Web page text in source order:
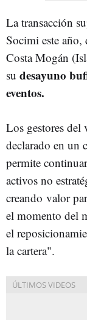
La transacción
Socimi este
Costa Mogán
su desayuno
eventos.
Los gestores
declarado en un
permite
activos no
creando valor
el momento del
el
la cartera".